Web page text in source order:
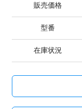
販売価格
型番
在庫状況